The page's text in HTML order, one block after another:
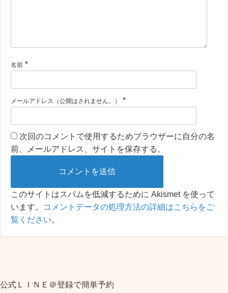
名前 *
メールアドレス（公開はされません。） *
次回のコメントで使用するためブラウザーに自分の名
前、メールアドレス、サイトを保存する。
このサイトはスパムを低減するために Akismet を使って
います。
コメントデータの処理方法の詳細はこちらをご
覧ください。
公式ＬＩＮＥ＠登録で簡単予約